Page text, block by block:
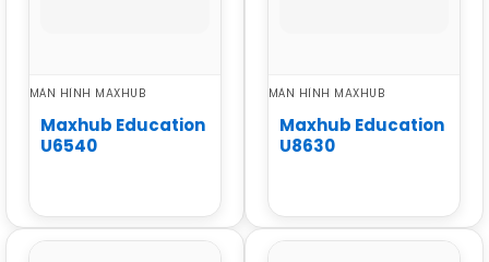
MÀN HÌNH MAXHUB
Maxhub Education
U6540
MÀN HÌNH MAXHUB
Maxhub Education
U8630